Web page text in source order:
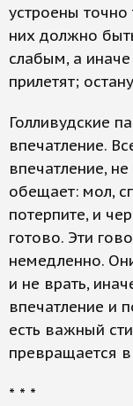
устроены
них должно
слабым, а
прилетят;
Голливудские
впечатление.
впечатление,
обещает: мол,
потерпите, и
готово. Эти
немедленно.
и не врать,
впечатление и
есть важный
превращается
* * *